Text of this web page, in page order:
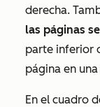
derecha.
las páginas
parte inferior
página en
En el cuadro